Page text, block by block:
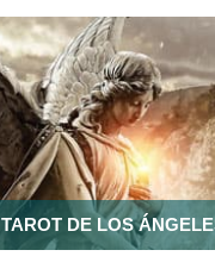
TAROT DE LOS